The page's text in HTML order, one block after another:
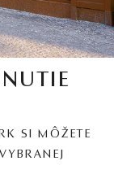
SI MÔŽETE